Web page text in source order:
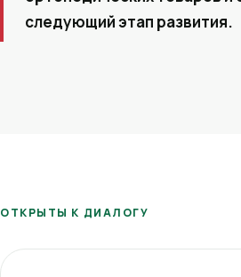
следующий этап развития.
ОТКРЫТЫ К ДИАЛОГУ